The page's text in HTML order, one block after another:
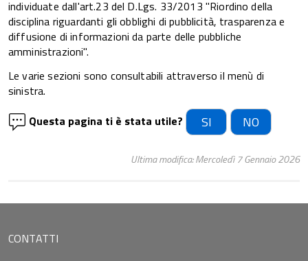
individuate dall'art.23 del D.Lgs. 33/2013 "Riordino della
disciplina riguardanti gli obblighi di pubblicità, trasparenza e
diffusione di informazioni da parte delle pubbliche
amministrazioni".
Le varie sezioni sono consultabili attraverso il menù di
sinistra.
Questa pagina ti è stata utile?
SI NO
Ultima modifica: Mercoledì 7 Gennaio 2026
CONTATTI